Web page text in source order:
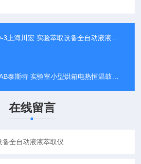
上海川宏 实验萃取设备全自动液液萃取仪
泰斯特 实验室小型烘箱电热恒温鼓风干燥箱
在线留言